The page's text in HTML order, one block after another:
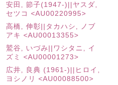
安田, 節子(1947-)||ヤスダ,
セツコ <AU00220995>
高橋, 伸彰||タカハシ, ノブ
アキ <AU00013355>
鷲谷, いづみ||ワシタニ, イ
ズミ <AU00001273>
広井, 良典 (1961-)||ヒロイ,
ヨシノリ <AU00088500>